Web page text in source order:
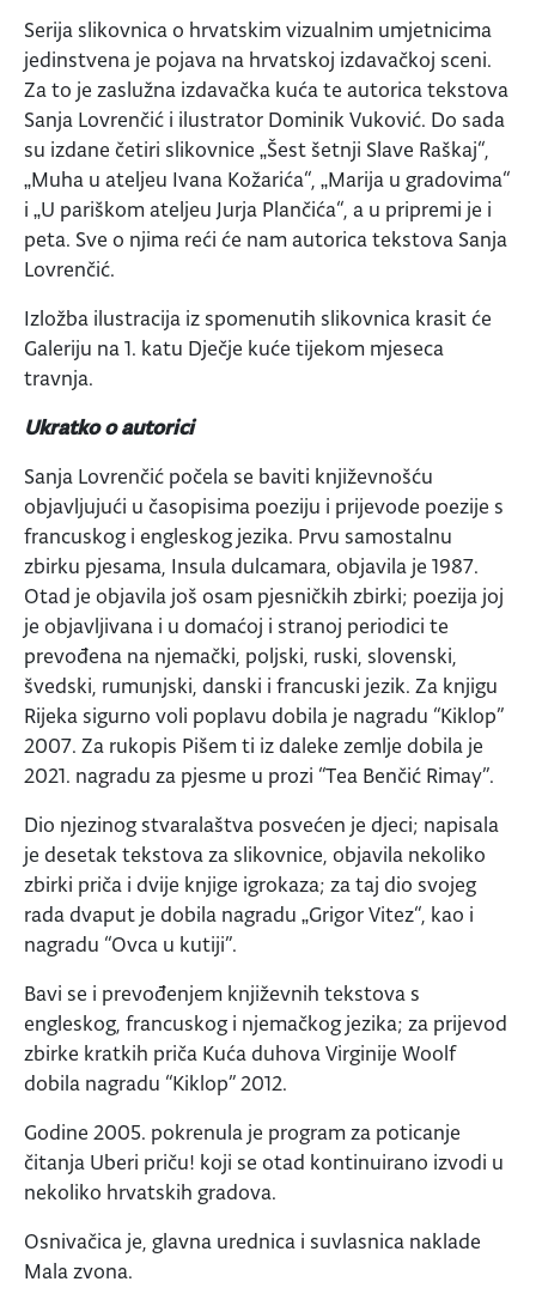
Serija slikovnica o hrvatskim vizualnim umjetnicima
jedinstvena je pojava na hrvatskoj izdavačkoj sceni.
Za to je zaslužna izdavačka kuća te autorica tekstova
Sanja Lovrenčić i ilustrator Dominik Vuković. Do sada
su izdane četiri slikovnice „Šest šetnji Slave Raškaj“,
„Muha u ateljeu Ivana Kožarića“, „Marija u gradovima“
i „U pariškom ateljeu Jurja Plančića“, a u pripremi je i
peta. Sve o njima reći će nam autorica tekstova Sanja
Lovrenčić.
Izložba ilustracija iz spomenutih slikovnica krasit će
Galeriju na 1. katu Dječje kuće tijekom mjeseca
travnja.
Ukratko o autorici
Sanja Lovrenčić počela se baviti književnošću
objavljujući u časopisima poeziju i prijevode poezije s
francuskog i engleskog jezika. Prvu samostalnu
zbirku pjesama, Insula dulcamara, objavila je 1987.
Otad je objavila još osam pjesničkih zbirki; poezija joj
je objavljivana i u domaćoj i stranoj periodici te
prevođena na njemački, poljski, ruski, slovenski,
švedski, rumunjski, danski i francuski jezik. Za knjigu
Rijeka sigurno voli poplavu dobila je nagradu “Kiklop”
2007. Za rukopis Pišem ti iz daleke zemlje dobila je
2021. nagradu za pjesme u prozi “Tea Benčić Rimay”.
Dio njezinog stvaralaštva posvećen je djeci; napisala
je desetak tekstova za slikovnice, objavila nekoliko
zbirki priča i dvije knjige igrokaza; za taj dio svojeg
rada dvaput je dobila nagradu „Grigor Vitez“, kao i
nagradu “Ovca u kutiji”.
Bavi se i prevođenjem književnih tekstova s
engleskog, francuskog i njemačkog jezika; za prijevod
zbirke kratkih priča Kuća duhova Virginije Woolf
dobila nagradu “Kiklop” 2012.
Godine 2005. pokrenula je program za poticanje
čitanja Uberi priču! koji se otad kontinuirano izvodi u
nekoliko hrvatskih gradova.
Osnivačica je, glavna urednica i suvlasnica naklade
Mala zvona.